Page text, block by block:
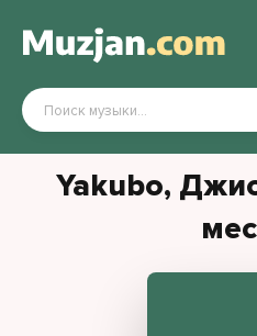
Yakubo,